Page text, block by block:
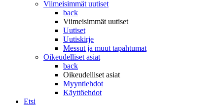
Viimeisimmät uutiset
back
Viimeisimmät uutiset
Uutiset
Uutiskirje
Messut ja muut tapahtumat
Oikeudelliset asiat
back
Oikeudelliset asiat
Myyntiehdot
Käyttöehdot
Etsi